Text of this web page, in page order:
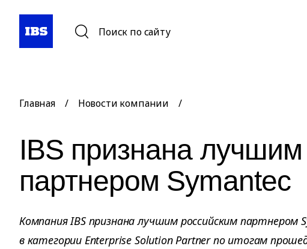
Поиск по сайту
Главная / Новости компании /
IBS признана
партнером Symantec
Компания IBS признана лучшим российским партнером
в категории Enterprise Solution Partner по итогам